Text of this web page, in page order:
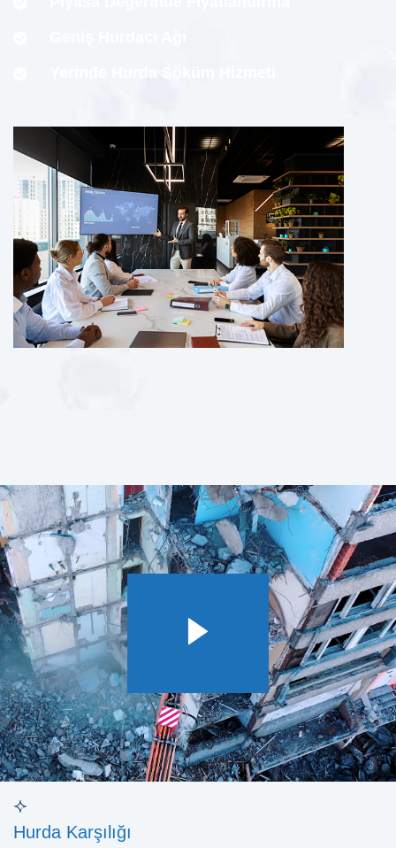
Hurda Karşılığı